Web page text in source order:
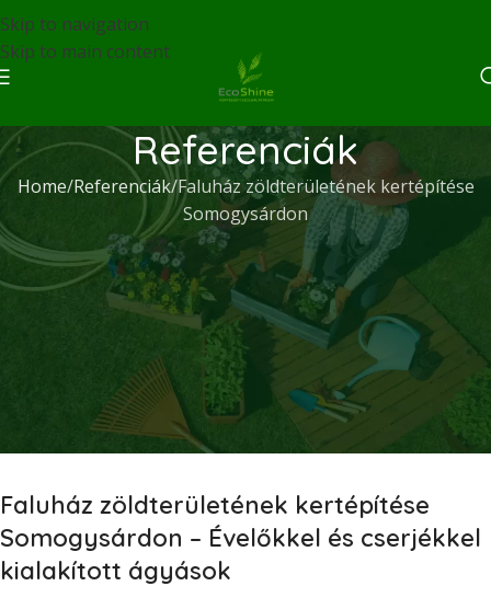
Skip to navigation
Skip to main content
Referenciák
Home Referenciák Faluház zöldterületének kertépítése
Somogysárdon
Faluház zöldterületének kertépítése
Somogysárdon – Évelőkkel és cserjékkel
kialakított ágyások